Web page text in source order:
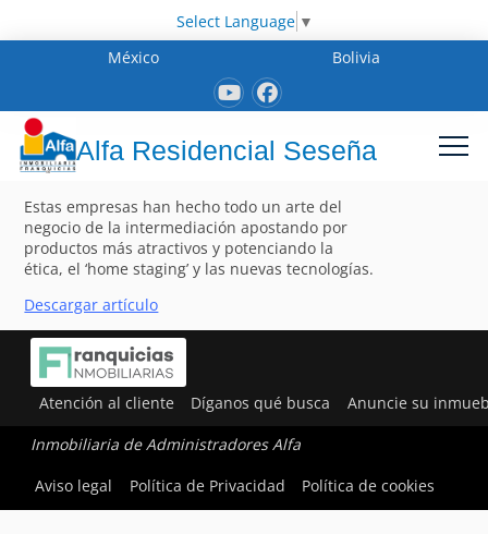
Select Language ▼
México
Bolivia
Alfa Residencial Seseña
Estas empresas han hecho todo un arte del
negocio de la intermediación apostando por
productos más atractivos y potenciando la
ética, el ‘home staging’ y las nuevas tecnologías.
Descargar artículo
Atención al cliente Díganos qué busca Anuncie su
Inmobiliaria de Administradores Alfa
Aviso legal
Política de Privacidad Política de cookies